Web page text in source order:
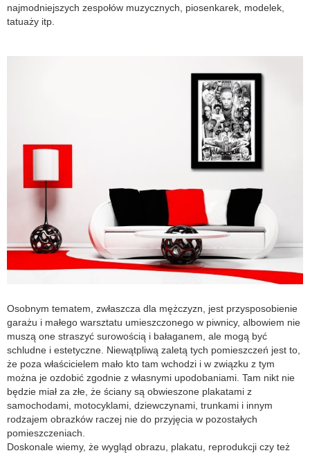
najmodniejszych zespołów muzycznych, piosenkarek, modelek,
tatuaży itp.
Osobnym tematem, zwłaszcza dla mężczyzn, jest przysposobienie
garażu i małego warsztatu umieszczonego w piwnicy, albowiem nie
muszą one straszyć surowością i bałaganem, ale mogą być
schludne i estetyczne. Niewątpliwą zaletą tych pomieszczeń jest to,
że poza właścicielem mało kto tam wchodzi i w związku z tym
można je ozdobić zgodnie z własnymi upodobaniami. Tam nikt nie
będzie miał za złe, że ściany są obwieszone plakatami z
samochodami, motocyklami, dziewczynami, trunkami i innym
rodzajem obrazków raczej nie do przyjęcia w pozostałych
pomieszczeniach.
Doskonale wiemy, że wygląd obrazu, plakatu, reprodukcji czy też